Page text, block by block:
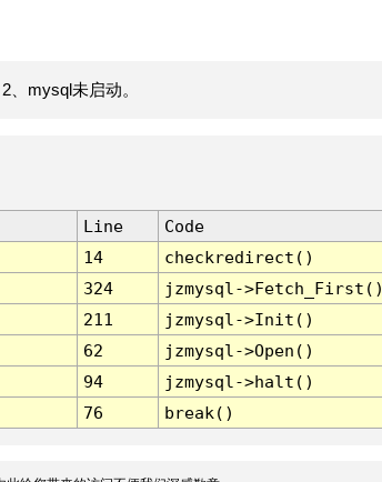
mysql未启动。
Line
Code
14
checkredirect()
324
jzmysql-
211
jzmysql->Init()
62
jzmysql->Open()
94
jzmysql->halt()
76 break()